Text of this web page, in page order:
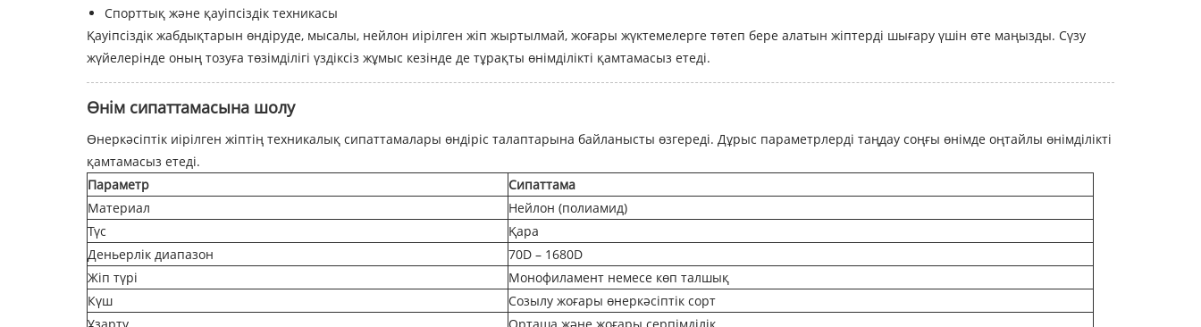
Спорттық және қауіпсіздік техникасы
Қауіпсіздік жабдықтарын өндіруде, мысалы, нейлон иірілген жіп жыртылмай, жоғары жүктемелерге төтеп бере алатын жіптерді шығару үшін өте маңызды. Сүзу
жүйелерінде оның тозуға төзімділігі үздіксіз жұмыс кезінде де тұрақты өнімділікті қамтамасыз етеді.
Өнім сипаттамасына шолу
Өнеркәсіптік иірілген жіптің техникалық сипаттамалары өндіріс талаптарына байланысты өзгереді. Дұрыс параметрлерді таңдау соңғы өнімде оңтайлы өнімділікті
қамтамасыз етеді.
Параметр
Сипаттама
Материал
Нейлон (полиамид)
Түс
Қара
Деньерлік диапазон
70D – 1680D
Жіп түрі
Монофиламент немесе көп талшық
Күш
Созылу жоғары өнеркәсіптік сорт